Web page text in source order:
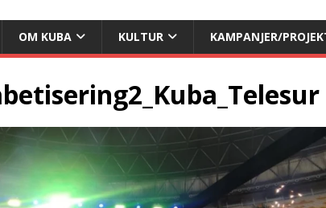
OM KUBA KULTUR KAMPANJER/